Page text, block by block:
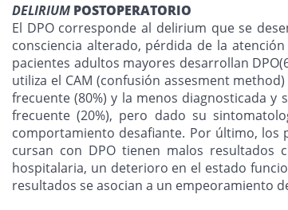
DELIRIUM POSTOPERATORIO
El DPO corresponde al delirium que se
consciencia alterado, pérdida de la
pacientes adultos mayores desarrollan
utiliza el CAM (confusión assesment
frecuente (80%) y la menos diagnosticada
frecuente (20%), pero dado su
comportamiento desafiante. Por último, los
cursan con DPO tienen malos
hospitalaria, un deterioro en el estado
resultados se asocian a un empeoramiento